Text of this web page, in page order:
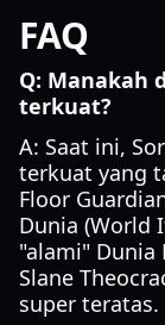
FAQ
Q: Manakah
terkuat?
A: Saat ini,
terkuat yang
Floor
Dunia (World
"alami" Dunia
Slane
super teratas.